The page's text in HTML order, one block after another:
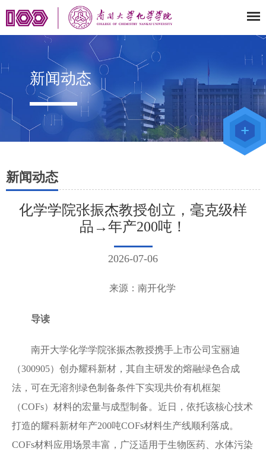
新闻动态
新闻动态
化学学院张振杰教授创立，毫克级样
品→年产200吨！
2026-07-06
来源：南开化学
导读
南开大学化学学院张振杰教授携手上市公司宝丽迪
（300905）创办耀科新材，其自主研发的熔融绿色合成
法，可在无溶剂绿色制备条件下实现共价有机框架
（COFs）材料的宏量与成型制备。近日，依托该核心技术
打造的耀科新材年产200吨COFs材料生产线顺利落成。
COFs材料应用场景丰富，广泛适用于生物医药、水体污染